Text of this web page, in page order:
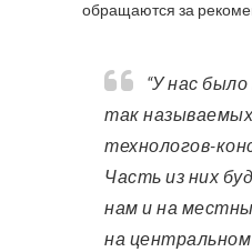
обращаются за
“У нас было примерно 25
так называемых
технологов-
Часть из них
нам и на
на центральном